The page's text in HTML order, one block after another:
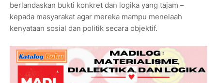
berlandaskan bukti konkret dan logika yang tajam –
kepada masyarakat agar mereka mampu menelaah
kenyataan sosial dan politik secara objektif.